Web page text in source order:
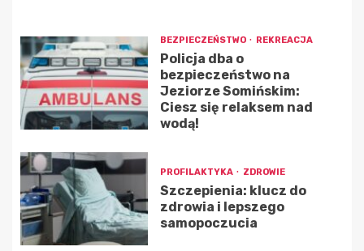
BEZPIECZEŃSTWO REKREACJA
Policja dba o
bezpieczeństwo na
Jeziorze Somińskim:
Ciesz się relaksem nad
wodą!
PROFILAKTYKA ZDROWIE
Szczepienia: klucz do
zdrowia i lepszego
samopoczucia